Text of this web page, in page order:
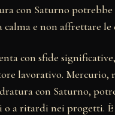
con Saturno potrebbe
e non affrettare le
con sfide
lavorativo. Mercurio,
con Saturno,
o a ritardi nei progetti. È